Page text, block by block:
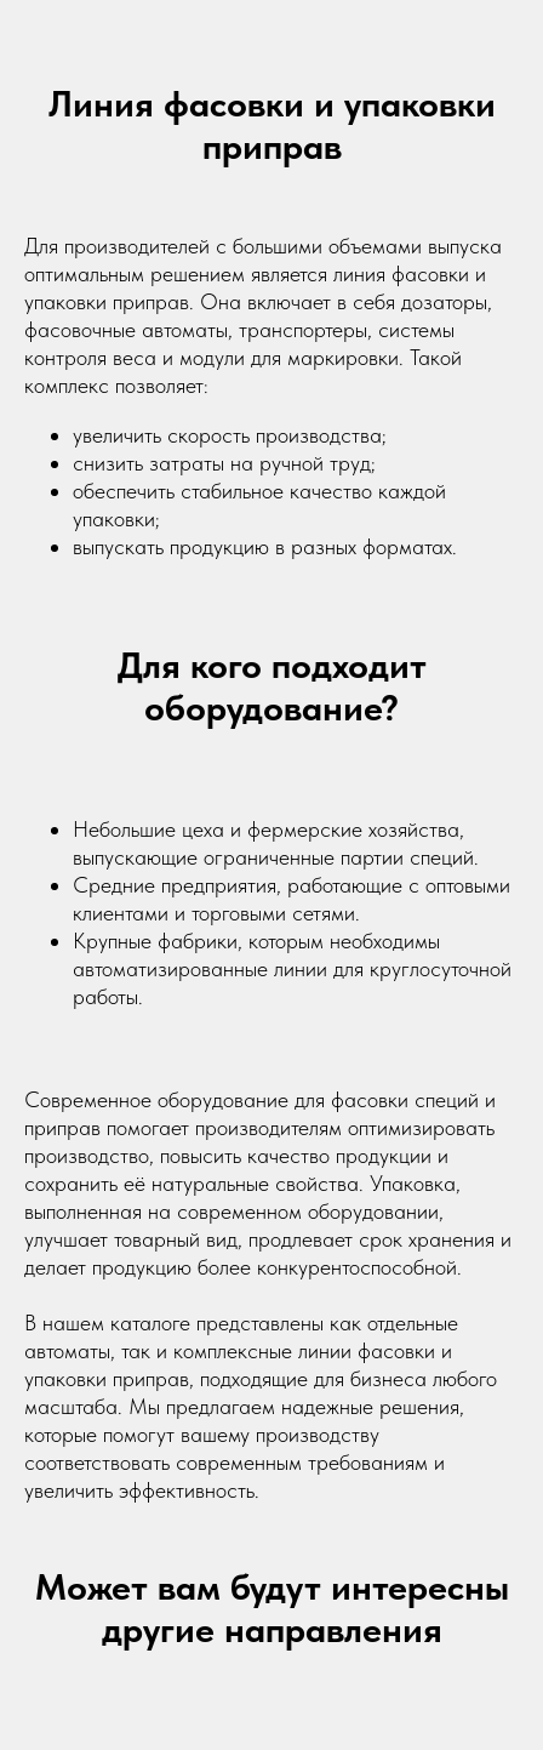
Линия фасовки и упаковки
приправ
Для производителей с большими объемами выпуска
оптимальным решением является линия фасовки и
упаковки приправ. Она включает в себя дозаторы,
фасовочные автоматы, транспортеры, системы
контроля веса и модули для маркировки. Такой
комплекс позволяет:
увеличить скорость производства;
снизить затраты на ручной труд;
обеспечить стабильное качество каждой
упаковки;
выпускать продукцию в разных форматах.
Для кого подходит
оборудование?
Небольшие цеха и фермерские хозяйства,
выпускающие ограниченные партии специй.
Средние предприятия, работающие с оптовыми
клиентами и торговыми сетями.
Крупные фабрики, которым необходимы
автоматизированные линии для круглосуточной
работы.
Современное оборудование для фасовки специй и
приправ помогает производителям оптимизировать
производство, повысить качество продукции и
сохранить её натуральные свойства. Упаковка,
выполненная на современном оборудовании,
улучшает товарный вид, продлевает срок хранения и
делает продукцию более конкурентоспособной.
В нашем каталоге представлены как отдельные
автоматы, так и комплексные линии фасовки и
упаковки приправ, подходящие для бизнеса любого
масштаба. Мы предлагаем надежные решения,
которые помогут вашему производству
соответствовать современным требованиям и
увеличить эффективность.
Может вам будут интересны
другие направления